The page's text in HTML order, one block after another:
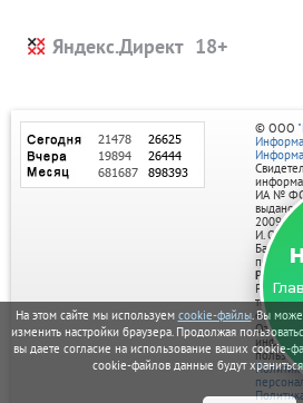
На этом сайте мы используем cookie-файлы. Вы
изменить настройки браузера. Продолжая
вы даете согласие на использование ваших cookie-
cookie-файлов данные будут
Яндекс.Директ
© ООО
ИА № ФС
выдано
2009г.
И. О.
правах
Реклама
тел. 7-
email: